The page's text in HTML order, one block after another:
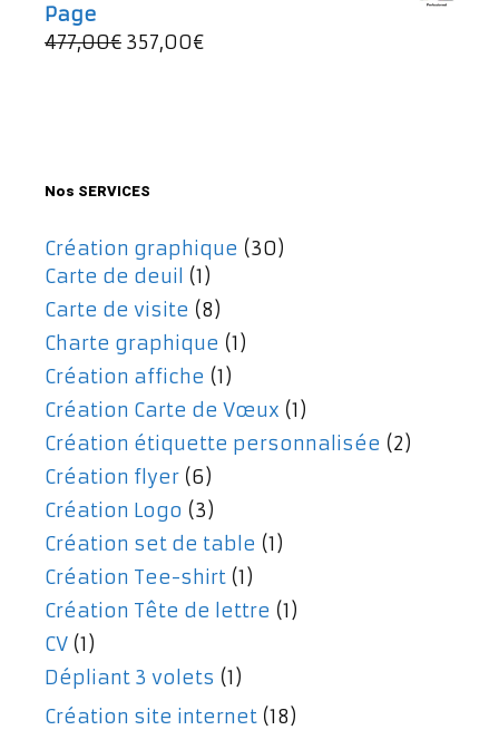
était :
197,00€.
est :
Page
477,00€ Le
357,00€Le
Nos SERVICES
Création graphique (30)
Carte de deuil (1)
Carte de visite (8)
Charte graphique (1)
Création affiche (1)
Création Carte de Vœux (1)
Création étiquette personnalisée (2)
Création flyer (6)
Création Logo (3)
Création set de table (1)
Création Tee-shirt (1)
Création Tête de lettre (1)
CV (1)
Dépliant 3 volets (1)
Création site internet (18)